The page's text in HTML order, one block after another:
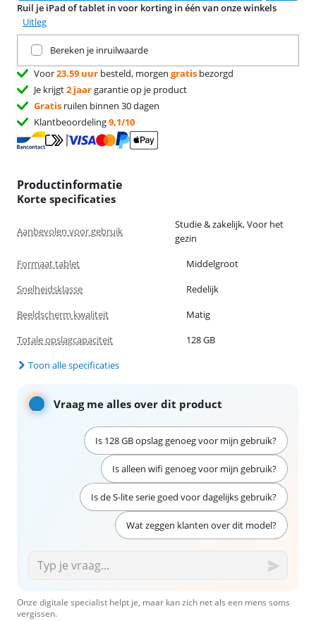
Ruil je iPad of tablet in voor korting in één van onze winkels
Uitleg
Bereken je inruilwaarde
Voor23.59 uur besteld, morgen gratis bezorgd
Je krijgt2 jaargarantie op je product
Gratis ruilen binnen 30 dagen
Klantbeoordeling9,1/10
Productinformatie
Korte specificaties
Aanbevolen voor gebruik
Studie & zakelijk, Voor het
gezin
Formaat tablet
Middelgroot
Snelheidsklasse
Redelijk
Beeldscherm kwaliteit
Matig
Totale opslagcapaciteit
128 GB
Toon alle specificaties
Vraag me alles over dit product
Is 128 GB opslag genoeg voor mijn gebruik?
Is alleen wifi genoeg voor mijn gebruik?
Is de S-lite serie goed voor dagelijks gebruik?
Wat zeggen klanten over dit model?
Onze digitale specialist helpt je, maar kan zich net als een mens soms
vergissen.